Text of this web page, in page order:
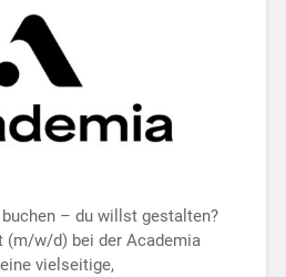
– du willst gestalten?
(m/w/d) bei der Academia
vielseitige,